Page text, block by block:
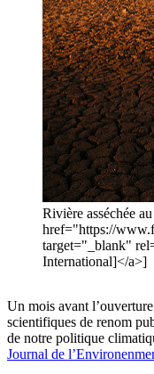
Rivière asséchée
href="https://
target="_blank"
International]</a>]
Un mois avant
scientifiques de renom
de notre politique
Journal de